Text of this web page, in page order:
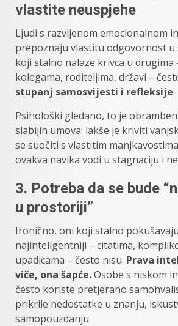
vlastite neuspjehe
Ljudi s razvijenom emocionalnom
prepoznaju vlastitu odgovornost u
koji stalno nalaze krivca u drugima
kolegama, roditeljima, državi –
stupanj samosvijesti i refleksije.
Psihološki gledano, to je
slabijih umova: lakše je kriviti
se suočiti s vlastitim
ovakva navika vodi u stagnaciju i
3. Potreba da se bude
u prostoriji”
Ironično, oni koji stalno
najinteligentniji – citatima,
upadicama – često nisu. Prava
viče, ona šapće.Osobe s niskom
često koriste pretjerano
prikrile nedostatke u znanju,
samopouzdanju.